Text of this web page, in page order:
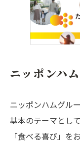
ニッポンハ
ニッポンハムグル
基本のテーマとし
「食べる喜び」を